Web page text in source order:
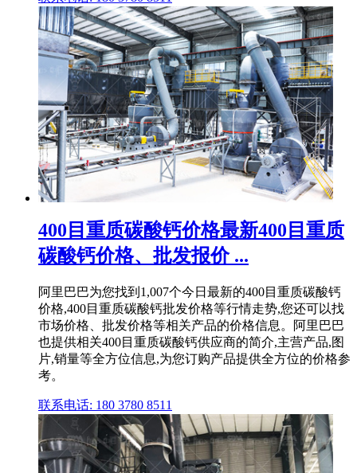
400目重质碳酸钙价格最新400目重质
碳酸钙价格、批发报价 ...
阿里巴巴为您找到1,007个今日最新的400目重质碳酸钙
价格,400目重质碳酸钙批发价格等行情走势,您还可以找
市场价格、批发价格等相关产品的价格信息。阿里巴巴
也提供相关400目重质碳酸钙供应商的简介,主营产品,图
片,销量等全方位信息,为您订购产品提供全方位的价格参
考。
联系电话: 180 3780 8511